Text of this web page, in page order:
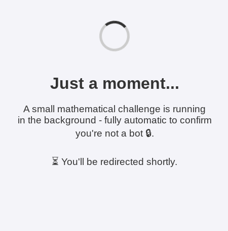
Just a moment...
A small mathematical challenge is running
in the background - fully automatic to confirm
you're not a bot 🔒.
⏳ You'll be redirected shortly.